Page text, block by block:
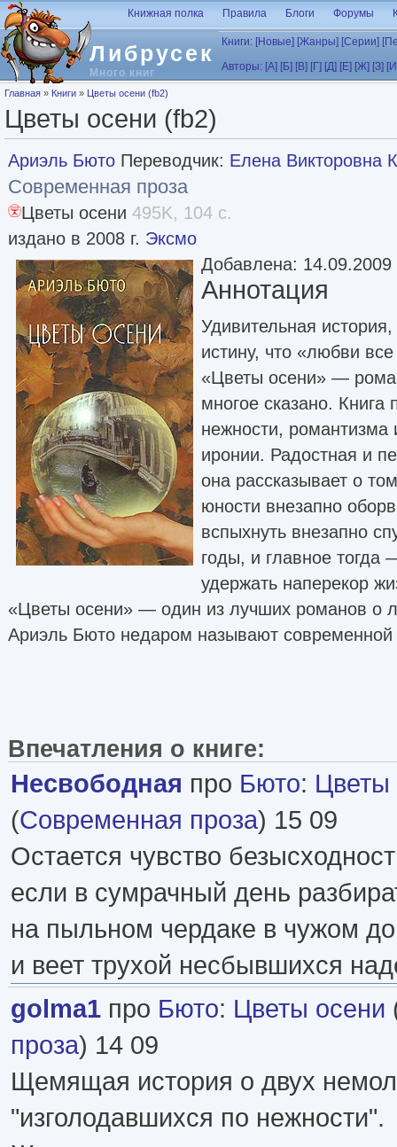
Перейти к основному содержанию
Либрусек
Много книг
Книжная полка Правила Блоги Форумы
Книги: [Новые] [Жанры] [Серии]
Авторы: [А] [Б] [В] [Г] [Д] [Е] [Ж] [З]
Вы здесь
Главная » Книги » Цветы осени (fb2)
Цветы осени (fb2)
Ариэль Бюто Переводчик: Елена Викторовна
Современная проза
Цветы осени 495K, 104 с.
издано в 2008 г. Эксмо
Добавлена: 14.09.2009
Аннотация
Удивительная
истину, что «любви
«Цветы осени» —
многое сказано. Книга
нежности, романтизма
иронии. Радостная и
она рассказывает о
юности внезапно
вспыхнуть внезапно
годы, и главное тогда
удержать наперекор
«Цветы осени» — один из лучших романов о
Ариэль Бюто недаром называют современной
Впечатления о книге:
Несвободная про Бюто: Цветы
(Современная проза) 15 09
Остается чувство
если в сумрачный день
на пыльном чердаке в чужом
и веет трухой несбывшихся
golma1 про Бюто: Цветы осени
проза) 14 09
Щемящая история о двух
"изголодавшихся по нежности".